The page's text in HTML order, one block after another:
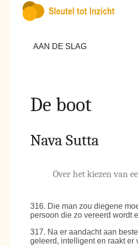
AAN DE SLAG
De boot
Nava Sutta
Over het kiezen van
316. Die man zou diegene
persoon die zo vereerd wordt
317. Na er aandacht aan
geleerd, intelligent en raakt er